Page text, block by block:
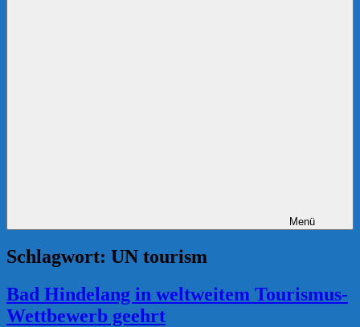
Menü
Schlagwort: UN tourism
Bad Hindelang in weltweitem Tourismus-
Wettbewerb geehrt